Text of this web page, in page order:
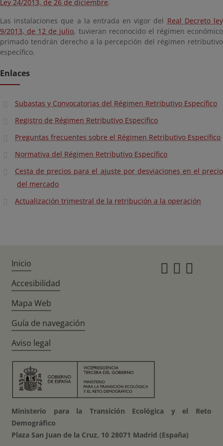
Ley 24/2013, de 26 de diciembre.
Las instalaciones que a la entrada en vigor del Real Decreto ley
9/2013, de 12 de julio, tuvieran reconocido el régimen económico
primado tendrán derecho a la percepción del régimen retributivo
específico.
Enlaces
Subastas y Convocatorias del Régimen Retributivo Específico
Registro de Régimen Retributivo Específico
Preguntas frecuentes sobre el Régimen Retributivo Específico
Normativa del Régimen Retributivo Específico
Cesta de precios para el ajuste por desviaciones en el precio
del mercado
Actualización trimestral de la retribución a la operación
Inicio
Accesibilidad
Mapa Web
Guía de navegación
Aviso legal
Ministerio para la Transición Ecológica y el Reto
Demográfico
Plaza San Juan de la Cruz, 10 28071 Madrid (España)